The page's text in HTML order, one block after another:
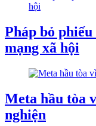
Pháp bỏ
mạng xã hội
Meta hầu tòa
nghiện